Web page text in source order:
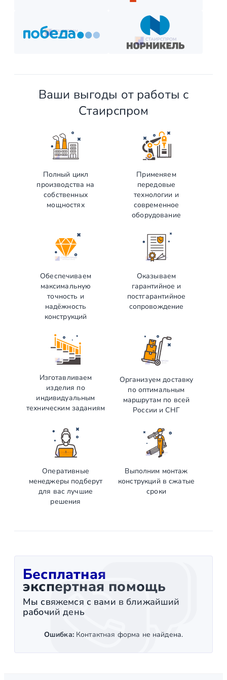
Ваши выгоды от работы с
Стаирспром
Полный цикл
производства на
собственных
мощностях
Применяем
передовые
технологии и
современное
оборудование
Обеспечиваем
максимальную
точность и
надёжность
конструкций
Оказываем
гарантийное и
постгарантийное
сопровождение
Изготавливаем
изделия по
индивидуальным
техническим заданиям
Организуем доставку
по оптимальным
маршрутам по всей
России и СНГ
Оперативные
менеджеры подберут
для вас лучшие
решения
Выполним монтаж
конструкций в сжатые
сроки
Бесплатная
экспертная помощь
Мы свяжемся с вами в ближайший
рабочий день
Ошибка:Контактная форма не найдена.